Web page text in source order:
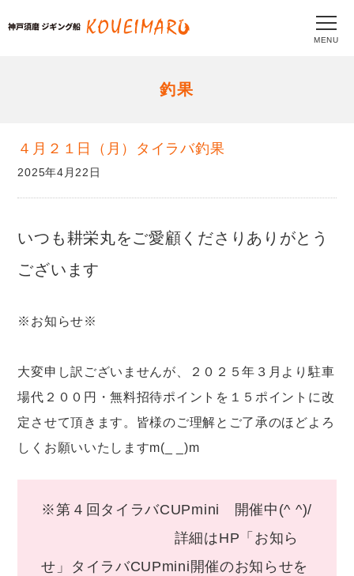
MENU
釣果
４月２１日（月）タイラバ釣果
2025年4月22日
いつも耕栄丸をご愛顧くださりありがとう
ございます
※お知らせ※
大変申し訳ございませんが、２０２５年３月より駐車
場代２００円・無料招待ポイントを１５ポイントに改
定させて頂きます。皆様のご理解とご了承のほどよろ
しくお願いいたしますm(_ _)m
※第４回タイラバCUPmini 開催中(^ ^)/
詳細はHP「お知ら
せ」タイラバCUPmini開催のお知らせを